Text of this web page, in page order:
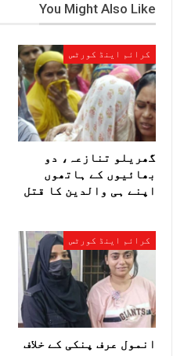
You Might Also Like
کرائم اینڈ کورٹس
گھریلو تنازعہ، دو
بھائیوں کے ہاتھوں
اپنے ہی والدین کا قتل
کرائم اینڈ کورٹس
انمول عرف پنکی کے خلاف